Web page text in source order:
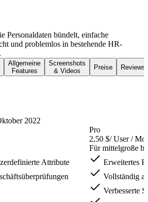
Personaldaten bündelt, einfache
und problemlos in bestehende HR-
Allgemeine
Features
Screenshots
& Videos
Preise Reviews
2022
Attribute
Pro
2,50 $/ User /
Für mittelgroße
Erweitertes
Vollständig
Verbesserte